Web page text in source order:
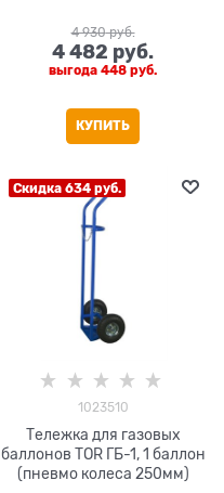
4 930 руб.
4 482 руб.
выгода 448 руб.
КУПИТЬ
Скидка 634 руб.
1023510
Тележка для газовых
баллонов TOR ГБ-1, 1 баллон
(пневмо колеса 250мм)